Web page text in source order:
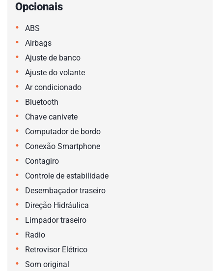
Opcionais
• ABS
• Airbags
• Ajuste de banco
• Ajuste do volante
• Ar condicionado
• Bluetooth
• Chave canivete
• Computador de bordo
• Conexão Smartphone
• Contagiro
• Controle de estabilidade
• Desembaçador traseiro
• Direção Hidráulica
• Limpador traseiro
• Radio
• Retrovisor Elétrico
• Som original